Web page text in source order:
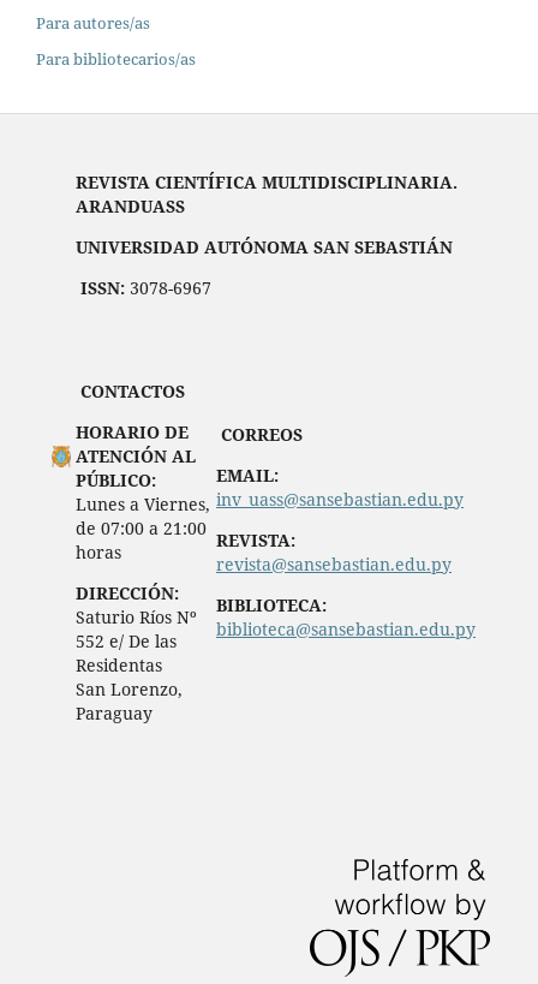
Para autores/as
Para bibliotecarios/as
REVISTA CIENTÍFICA MULTIDISCIPLINARIA.
ARANDUASS
UNIVERSIDAD AUTÓNOMA SAN SEBASTIÁN
ISSN: 3078-6967
CONTACTOS
HORARIO DE
ATENCIÓN AL
PÚBLICO:
Lunes a Viernes,
de 07:00 a 21:00
horas
DIRECCIÓN:
Saturio Ríos Nº
552 e/ De las
Residentas
San Lorenzo,
Paraguay
CORREOS
EMAIL:
inv_uass@sansebastian.edu.py
REVISTA:
revista@sansebastian.edu.py
BIBLIOTECA:
biblioteca@sansebastian.edu.py